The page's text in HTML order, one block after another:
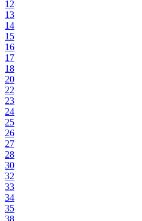
12
13
14
15
16
17
18
20
22
23
24
25
26
27
28
30
32
33
34
35
38